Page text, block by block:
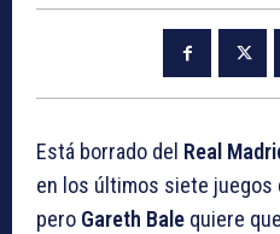
Está borrado del Real
en los últimos siete juegos
pero Gareth Bale quiere